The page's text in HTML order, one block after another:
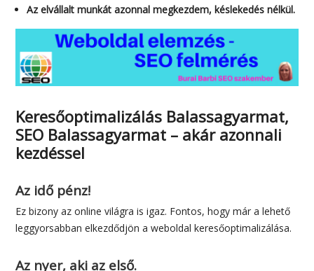
Az elvállalt munkát azonnal megkezdem, késlekedés nélkül.
Keresőoptimalizálás Balassagyarmat,
SEO Balassagyarmat – akár azonnali
kezdéssel
Az idő pénz!
Ez bizony az online világra is igaz. Fontos, hogy már a lehető
leggyorsabban elkezdődjön a weboldal keresőoptimalizálása.
Az nyer, aki az első.